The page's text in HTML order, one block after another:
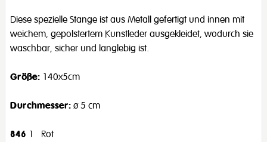
Diese spezielle Stange ist aus Metall gefertigt und innen mit
weichem, gepolstertem Kunstleder ausgekleidet, wodurch sie
waschbar, sicher und langlebig ist.
Größe: 140x5cm
Durchmesser: ø 5 cm
846 1 Rot